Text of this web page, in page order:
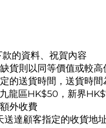
的資料、祝賀內容
貨則以同等價值或較高
的送貨時間，送貨時間
龍區HK$50，新界
外收費
達顧客指定的收貨地